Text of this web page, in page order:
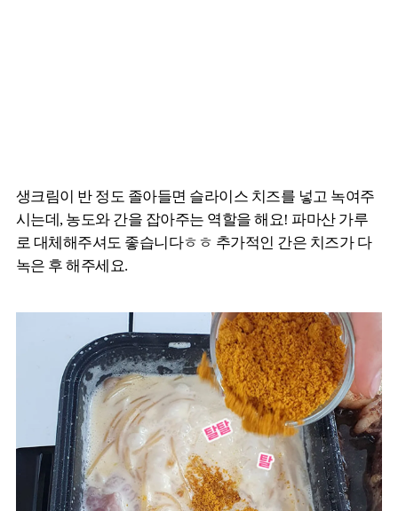
생크림이 반 정도 졸아들면 슬라이스 치즈를 넣고 녹여주
시는데, 농도와 간을 잡아주는 역할을 해요! 파마산 가루
로 대체해주셔도 좋습니다ㅎㅎ 추가적인 간은 치즈가 다
녹은 후 해주세요.